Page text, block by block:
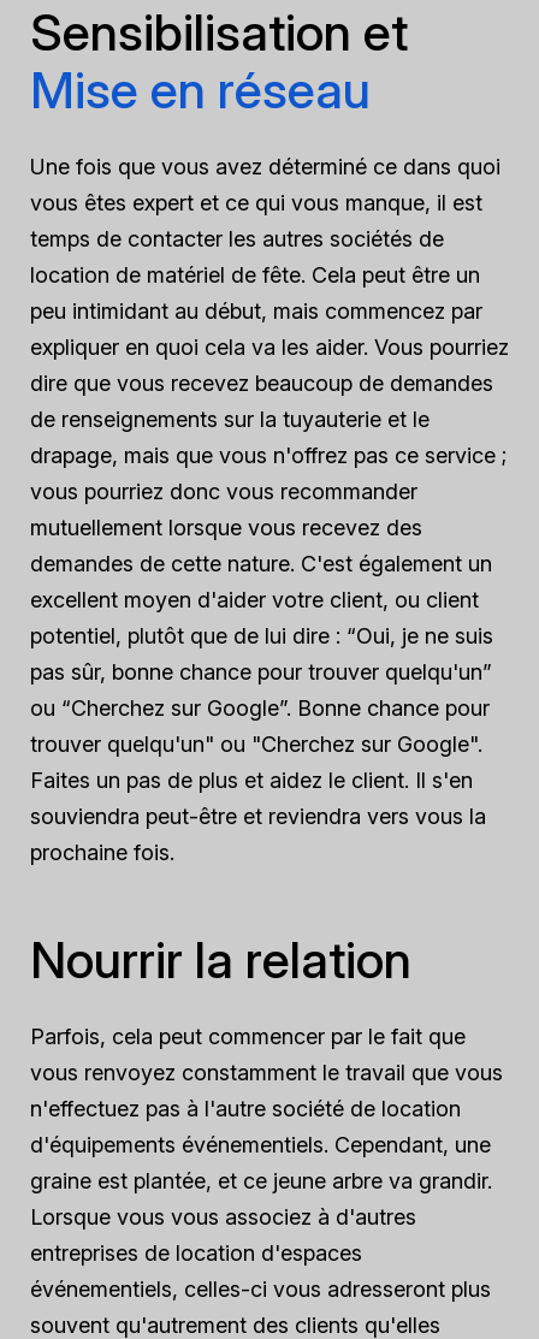
Sensibilisation et
Mise en réseau
Une fois que vous avez déterminé ce dans quoi
vous êtes expert et ce qui vous manque, il est
temps de contacter les autres sociétés de
location de matériel de fête. Cela peut être un
peu intimidant au début, mais commencez par
expliquer en quoi cela va les aider. Vous pourriez
dire que vous recevez beaucoup de demandes
de renseignements sur la tuyauterie et le
drapage, mais que vous n'offrez pas ce service ;
vous pourriez donc vous recommander
mutuellement lorsque vous recevez des
demandes de cette nature. C'est également un
excellent moyen d'aider votre client, ou client
potentiel, plutôt que de lui dire : “Oui, je ne suis
pas sûr, bonne chance pour trouver quelqu'un”
ou “Cherchez sur Google”. Bonne chance pour
trouver quelqu'un" ou "Cherchez sur Google".
Faites un pas de plus et aidez le client. Il s'en
souviendra peut-être et reviendra vers vous la
prochaine fois.
Nourrir la relation
Parfois, cela peut commencer par le fait que
vous renvoyez constamment le travail que vous
n'effectuez pas à l'autre société de location
d'équipements événementiels. Cependant, une
graine est plantée, et ce jeune arbre va grandir.
Lorsque vous vous associez à d'autres
entreprises de location d'espaces
événementiels, celles-ci vous adresseront plus
souvent qu'autrement des clients qu'elles